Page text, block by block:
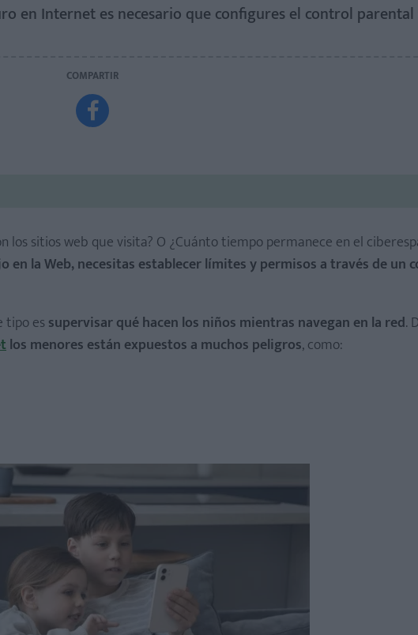
en Internet es necesario que configures el control
COMPARTIR

los sitios web que visita? O ¿Cuánto tiempo permanece en el
la Web, necesitas establecer límites y permisos a través de un
tipo es supervisar qué hacen los niños mientras navegan en la red.
los menores están expuestos a muchos peligros, como: